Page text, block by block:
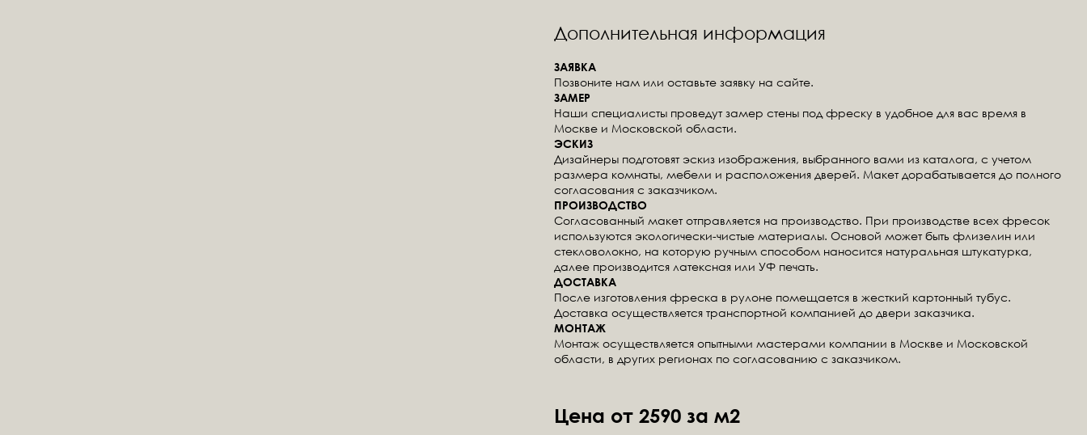
Дополнительная информация
ЗАЯВКА
Позвоните нам или оставьте заявку на сайте.
ЗАМЕР
Наши специалисты проведут замер стены под фреску в удобное для вас время в
Москве и Московской области.
ЭСКИЗ
Дизайнеры подготовят эскиз изображения, выбранного вами из каталога, с учетом
размера комнаты, мебели и расположения дверей. Макет дорабатывается до полного
согласования с заказчиком.
ПРОИЗВОДСТВО
Согласованный макет отправляется на производство. При производстве всех фресок
используются экологически-чистые материалы. Основой может быть флизелин или
стекловолокно, на которую ручным способом наносится натуральная штукатурка,
далее производится латексная или УФ печать.
ДОСТАВКА
После изготовления фреска в рулоне помещается в жесткий картонный тубус.
Доставка осуществляется транспортной компанией до двери заказчика.
МОНТАЖ
Монтаж осуществляется опытными мастерами компании в Москве и Московской
области, в других регионах по согласованию с заказчиком.
Цена от 2590 за м2